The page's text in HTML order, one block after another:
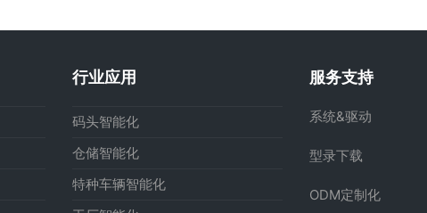
行业应用
码头智能化
仓储智能化
特种车辆智能化
服务支持
系统&驱动
型录下载
ODM定制化